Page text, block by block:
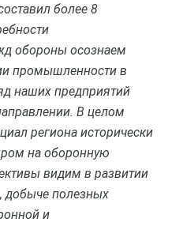
более 8
обороны осознаем
промышленности в
наших предприятий
В целом
региона исторически
на оборонную
видим в развитии
добыче полезных
и